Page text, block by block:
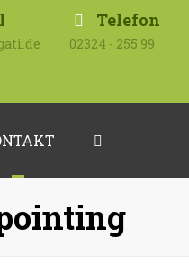
Telefon
02324 - 255 99